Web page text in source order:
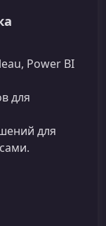
Power BI
для
для